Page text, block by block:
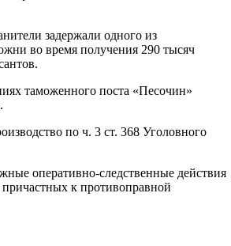
задержали одного из
во время получения 290 тысяч
таможенного поста «Песочин»
по ч. 3 ст. 368 Уголовного
оперативно-следственные действия
к противоправной